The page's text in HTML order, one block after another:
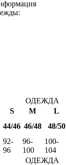
ОДЕЖДА
S M L
44/46 46/48 48/50
92-
96
96-
100
100-
104
ОДЕЖДА